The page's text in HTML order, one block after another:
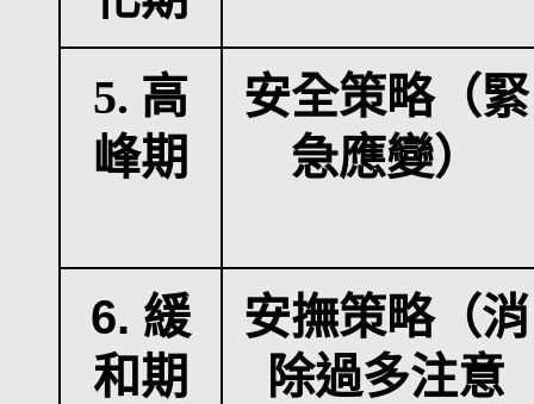
5. 高
峰期
安全策略（緊
急應變）
6. 緩
和期
安撫策略（消
除過多注意